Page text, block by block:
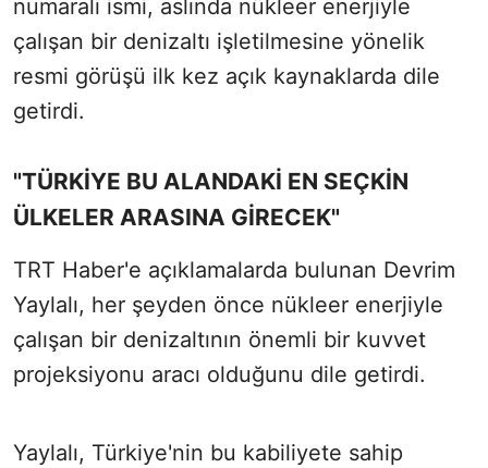
numaralı ismi, aslında nükleer enerjiyle
çalışan bir denizaltı işletilmesine yönelik
resmi görüşü ilk kez açık kaynaklarda dile
getirdi.
"TÜRKİYE BU ALANDAKİ EN SEÇKİN
ÜLKELER ARASINA GİRECEK"
TRT Haber'e açıklamalarda bulunan Devrim
Yaylalı, her şeyden önce nükleer enerjiyle
çalışan bir denizaltının önemli bir kuvvet
projeksiyonu aracı olduğunu dile getirdi.
Yaylalı, Türkiye'nin bu kabiliyete sahip